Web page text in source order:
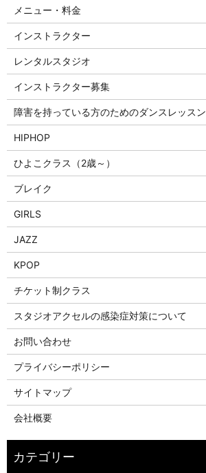
メニュー・料金
インストラクター
レンタルスタジオ
インストラクター募集
障害を持っている方のためのダンスレッスン
HIPHOP
ひよこクラス（2歳～）
ブレイク
GIRLS
JAZZ
KPOP
チケット制クラス
スタジオアクセルの感染症対策について
お問い合わせ
プライバシーポリシー
サイトマップ
会社概要